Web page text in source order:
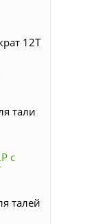
12Т
тали
с
талей